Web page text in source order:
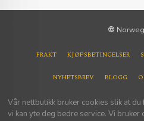
FRAKT KJØPSBETINGELSER
NYHETSBREV BLOGG
Vår nettbutikk bruker cookies slik at
vi kan yte deg bedre service. Vi